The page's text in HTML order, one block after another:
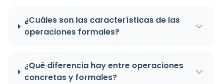
¿Cuáles son las características de las
operaciones formales?
¿Qué diferencia hay entre operaciones
concretas y formales?